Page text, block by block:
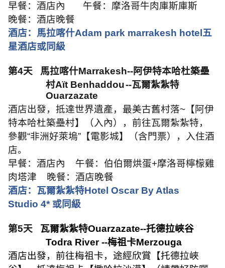
早餐：酒店內
午餐：摩洛哥牛肉庫斯庫斯
晚餐：酒店晚餐
酒店：馬拉喀什Adam park marrakesh hotel 五
星酒店或同級
第4天 馬拉喀什Marrakesh--阿伊特本哈杜築壘
村Aït Benhaddou--瓦爾紮紮特
Ouarzazate
酒店出發，抵達世界遺產，最美古舊村落~ 【阿伊
特本哈杜築壘村】（入內），前往瓦爾紮紮特，
參觀“非洲好萊塢”【電影城】（含門票），入住酒
店。
早餐：酒店內
午餐：伯伯爾烘蛋+摩洛哥檸檬雞
肉塔津
晚餐：酒店晚餐
酒店：瓦爾紮紮特Hotel Oscar By Atlas
Studio 4* 或同級
第5天 瓦爾紮紮特Ouarzazate--托德拉峽谷
Todra River --梅祖卡Merzouga
酒店出發，前往梅祖卡，途經欣賞【托德拉峽